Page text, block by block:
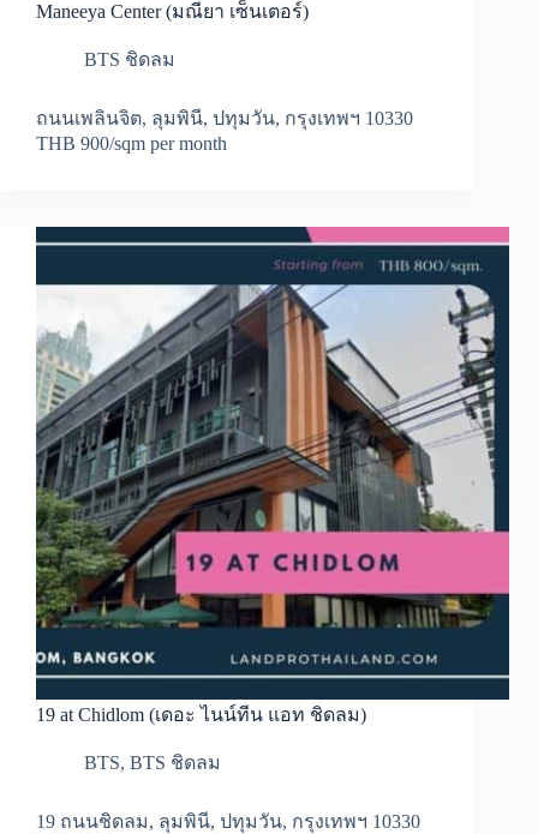
Maneeya Center (มณียา เซ็นเตอร์)
BTS ชิดลม
ถนนเพลินจิต, ลุมพินี, ปทุมวัน, กรุงเทพฯ 10330
THB 900/sqm per month
19 at Chidlom (เดอะ ไนน์ทีน แอท ชิดลม)
BTS, BTS ชิดลม
19 ถนนชิดลม, ลุมพินี, ปทุมวัน, กรุงเทพฯ 10330